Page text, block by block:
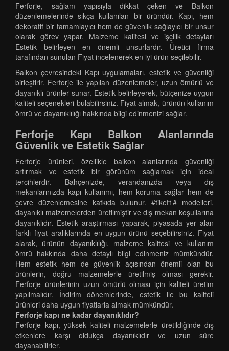
Ferforje, sağlam yapısıyla dikkat çeken ve Balkon
düzenlemelerinde sıkça kullanılan bir üründür. Kapı, hem
dekoratif bir tamamlayıcı hem de güvenlik sağlayıcı bir unsur
olarak görev yapar. Malzeme kalitesi ve işçilik detayları
Estetik belirleyen en önemli unsurlardır. Üretici firma
tarafından sunulan Fiyat incelenerek en iyi ürün seçilebilir.
Balkon çevresindeki Kapı uygulamaları, estetik ve güvenliği
birleştirir. Ferforje ile yapılan düzenlemeler, uzun ömürlü ve
dayanıklı ürünler sunar. Estetik belirleyerek, bütçenize uygun
kaliteli seçenekleri bulabilirsiniz. Fiyat almak, ürünün kullanım
ömrü ve dayanıklılığı hakkında bilgi edinmenizi sağlar.
Ferforje Kapı Balkon Alanlarında
Güvenlik ve Estetik Sağlar
Ferforje ürünleri, özellikle balkon alanlarında güvenliği
artırmak ve estetik bir görünüm sağlamak için ideal
tercihlerdir. Bahçenizde, verandanızda veya dış
mekanlarınızda kapı kullanımı, hem koruma sağlar hem de
çevre düzenlemesine katkıda bulunur. #tiket1# modelleri,
dayanıklı malzemelerden üretilmiştir ve dış mekan koşullarına
dayanıklıdır. Estetik araştırması yaparak, piyasada yer alan
farklı fiyat aralıklarında en uygun ürünü seçebilirsiniz. Fiyat
alarak, ürünün dayanıklılığı, malzeme kalitesi ve kullanım
ömrü hakkında daha detaylı bilgi edinmeniz mümkündür.
Hem estetik hem de güvenlik açısından önemli olan bu
ürünlerin, doğru malzemelerle üretilmiş olması gerekir.
Ferforje ürünlerinin uzun ömürlü olması için kaliteli üretim
yapılmalıdır. İndirim dönemlerinde, estetik ile bu kaliteli
ürünleri daha uygun fiyatlarla almak mümkündür.
Ferforje kapı ne kadar dayanıklıdır?
Ferforje kapı, yüksek kaliteli malzemelerle üretildiğinde dış
etkenlere karşı oldukça dayanıklıdır ve uzun süre
dayanabilirler.